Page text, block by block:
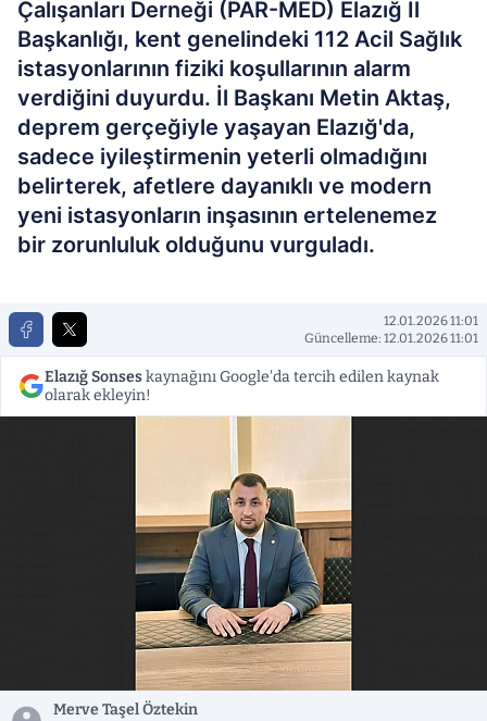
Çalışanları Derneği (PAR-MED) Elazığ İl
Başkanlığı, kent genelindeki 112 Acil Sağlık
istasyonlarının fiziki koşullarının alarm
verdiğini duyurdu. İl Başkanı Metin Aktaş,
deprem gerçeğiyle yaşayan Elazığ'da,
sadece iyileştirmenin yeterli olmadığını
belirterek, afetlere dayanıklı ve modern
yeni istasyonların inşasının ertelenemez
bir zorunluluk olduğunu vurguladı.
12.01.2026 11:01
Güncelleme: 12.01.2026 11:01
Elazığ Sonseskaynağını Google'da tercih edilen kaynak
olarak ekleyin!
Merve Taşel Öztekin